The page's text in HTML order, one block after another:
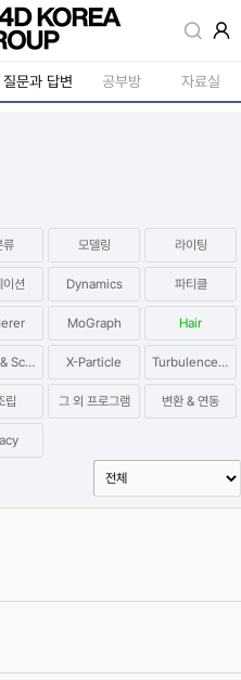
질문과 답변 공부방 자료실
라이팅 / 렌더
애니메이션 / 리깅 /
스크립트 / 플러그인 /
기타
류 모델링 라이팅
이션 Dynamics 파티클
MoGraph Hair
Plugin & Script X-Particle Turbulence FD
립 그 외 프로그램 변환 & 연동
치북5
치북5